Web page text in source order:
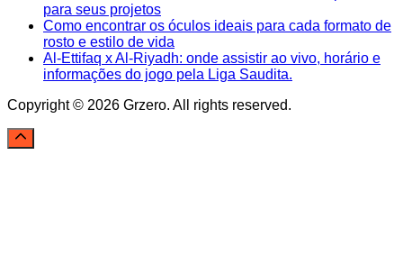
para seus projetos
Como encontrar os óculos ideais para cada formato de
rosto e estilo de vida
Al-Ettifaq x Al-Riyadh: onde assistir ao vivo, horário e
informações do jogo pela Liga Saudita.
Copyright © 2026 Grzero. All rights reserved.